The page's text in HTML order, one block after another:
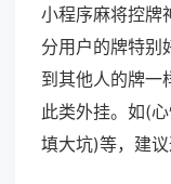
小程序麻将控牌
分用户的牌特别
到其他人的牌一
此类外挂。如(
填大坑)等，建议